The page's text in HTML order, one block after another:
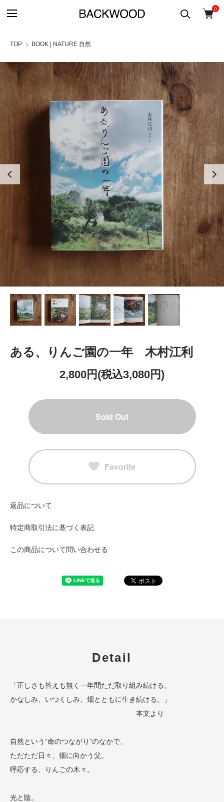
0
TOP BOOK | NATURE 自然
ある、りんご園の一年 木村江利
2,800円(税込3,080円)
Sold Out
Favorite
返品について
特定商取引法に基づく表記
この商品について問い合わせる
Detail
「正しさも答えも無く一年間ただ取り組み続ける。
かなしみ、いつくしみ、畑とともに生き続ける。」
本文より
自然という“命のつながり”のなかで、
ただただ日々、畑に向かう父。
呼応する、りんごの木々。
光と陰。